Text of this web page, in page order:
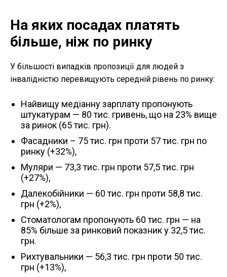
На яких посадах платять
більше, ніж по ринку
У більшості випадків пропозиції для людей з
інвалідністю перевищують середній рівень по ринку:
Найвищу медіанну зарплату пропонують
штукатурам — 80 тис. гривень, що на 23% вище
за ринок (65 тис. грн).
Фасадники – 75 тис. грн проти 57 тис. грн по
ринку (+32%),
Муляри — 73,3 тис. грн проти 57,5 тис. грн
(+27%),
Далекобійники — 60 тис. грн проти 58,8 тис.
грн (+2%),
Стоматологам пропонують 60 тис. грн — на
85% більше за ринковий показник у 32,5 тис.
грн.
Рихтувальники — 56,3 тис. грн проти 50 тис.
грн (+13%),